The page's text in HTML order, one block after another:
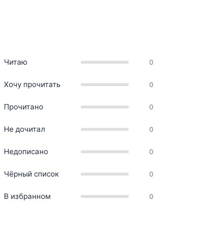
Читаю 0
Хочу прочитать 0
Прочитано 0
Не дочитал 0
Недописано 0
Чёрный список 0
В избранном 0